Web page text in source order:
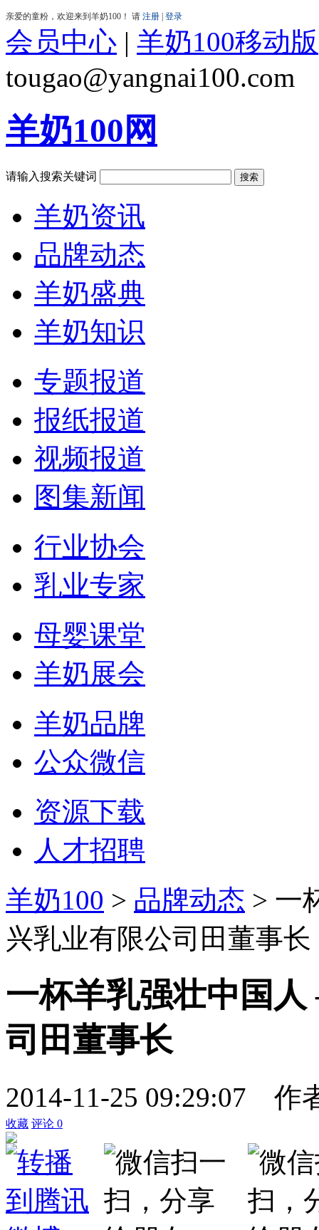
会员中心 | 羊奶100移动版
tougao@yangnai100.com
羊奶100网
请输入搜索关键词
羊奶资讯
品牌动态
羊奶盛典
羊奶知识
专题报道
报纸报道
视频报道
图集新闻
行业协会
乳业专家
母婴课堂
羊奶展会
羊奶品牌
公众微信
资源下载
人才招聘
羊奶100 > 品牌动态 > 一
兴乳业有限公司田董事长
一杯羊乳强壮中国
司田董事长
2014-11-25 09:29:07 作
收藏 评论 0